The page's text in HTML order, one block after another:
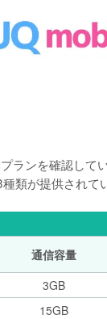
ランを確認して
類が提供されて
通信容量
3GB
15GB